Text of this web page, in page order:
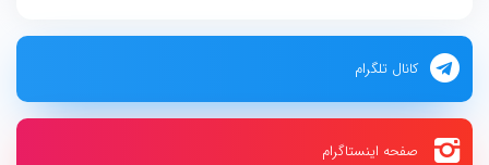
کانال تلگرام
صفحه اینستاگرام